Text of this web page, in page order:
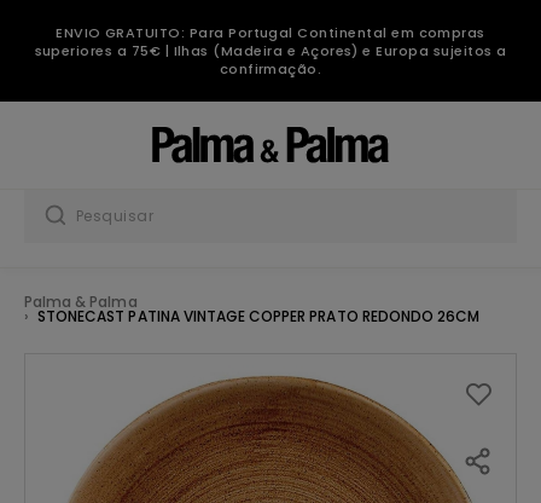
ENVIO GRATUITO: Para Portugal Continental em compras
superiores a 75€ | Ilhas (Madeira e Açores) e Europa sujeitos a
confirmação.
Palma & Palma
STONECAST PATINA VINTAGE COPPER PRATO REDONDO 26CM